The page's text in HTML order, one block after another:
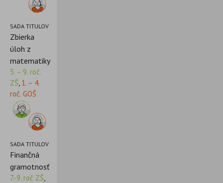
SADA TITULOV
Zbierka
úloh z
matematiky
5. – 9. roč.
ZŠ, 1. – 4.
roč. GOŠ
SADA TITULOV
Finančná
gramotnosť
7.-9. roč ZŠ,